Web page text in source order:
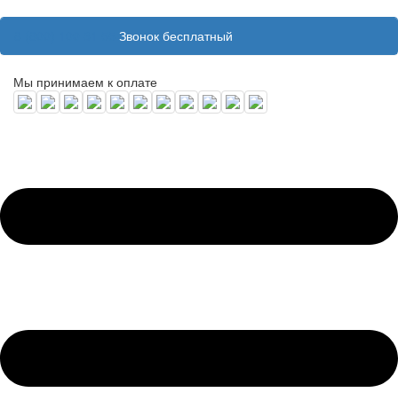
Звонок бесплатный
Мы принимаем к оплате